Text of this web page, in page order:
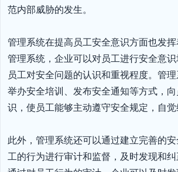
范内部威胁的发生。
管理系统在提高员工安全意识方面也发
管理系统，企业可以对员工进行安全意
员工对安全问题的认识和重视程度。管
举办安全培训、发布安全通知等方式，
识，使员工能够主动遵守安全规定，自觉
此外，管理系统还可以通过建立完善的
工的行为进行审计和监督，及时发现和纠